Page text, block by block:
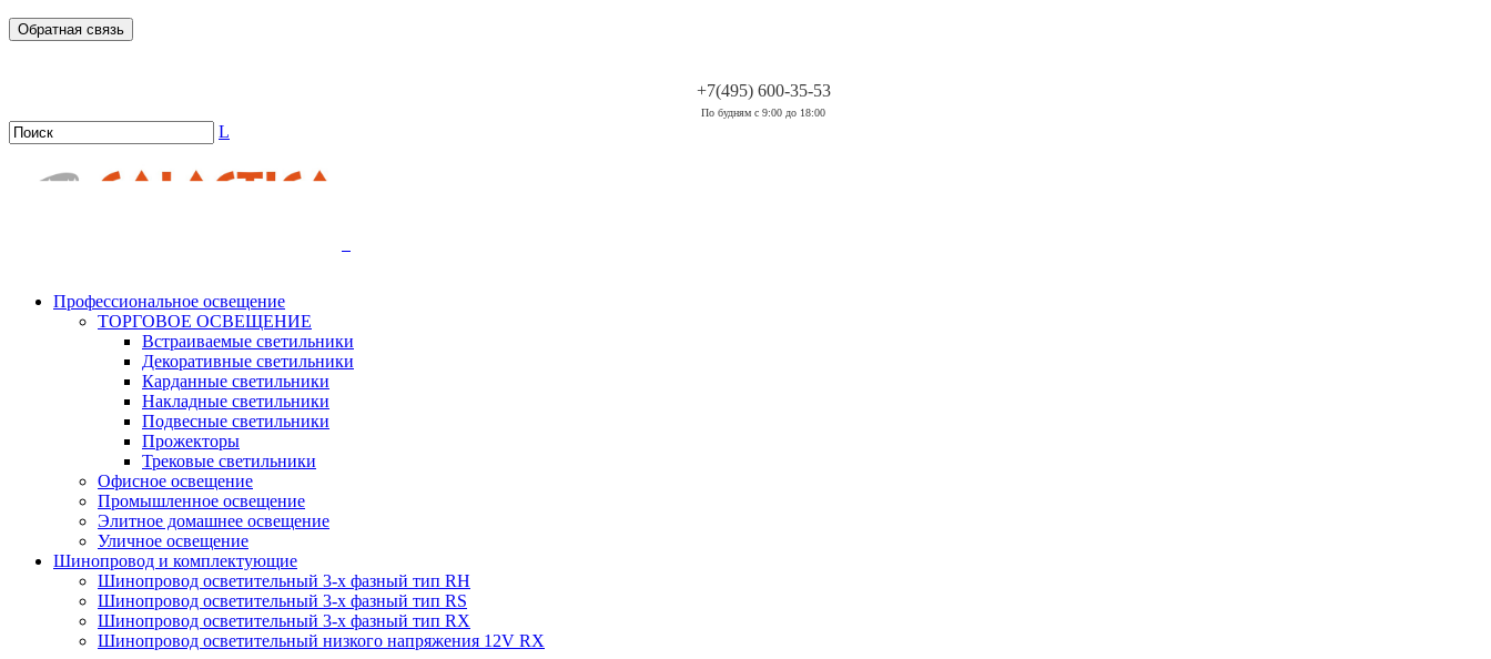
Обратная связь
+7(495) 600-35-53
По будням с 9:00 до 18:00
L
Профессиональное освещение
ТОРГОВОЕ ОСВЕЩЕНИЕ
Встраиваемые светильники
Декоративные светильники
Карданные светильники
Накладные светильники
Подвесные светильники
Прожекторы
Трековые светильники
Офисное освещение
Промышленное освещение
Элитное домашнее освещение
Уличное освещение
Шинопровод и комплектующие
Шинопровод осветительный 3-х фазный тип RH
Шинопровод осветительный 3-х фазный тип RS
Шинопровод осветительный 3-х фазный тип RX
Шинопровод осветительный низкого напряжения 12V RX